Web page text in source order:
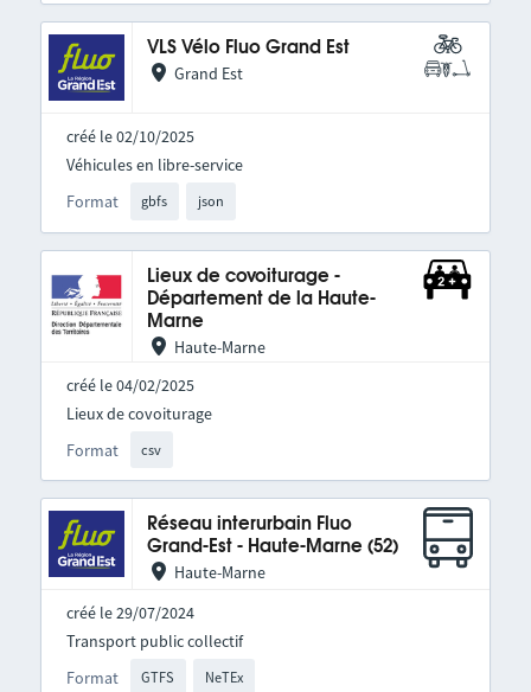
VLS Vélo Fluo Grand Est
Grand Est
créé le 02/10/2025
Format gbfs json
Véhicules en libre-service
Lieux de covoiturage -
Département de la Haute-
Marne
Haute-Marne
créé le 04/02/2025
Format csv
Lieux de covoiturage
Réseau interurbain Fluo
Grand-Est - Haute-Marne (52)
Haute-Marne
créé le 29/07/2024
Format GTFS NeTEx
Transport public collectif